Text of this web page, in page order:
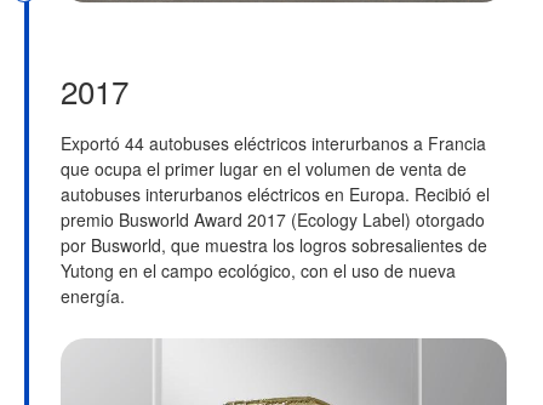
2017
Exportó 44 autobuses eléctricos interurbanos a Francia
que ocupa el primer lugar en el volumen de venta de
autobuses interurbanos eléctricos en Europa. Recibió el
premio Busworld Award 2017 (Ecology Label) otorgado
por Busworld, que muestra los logros sobresalientes de
Yutong en el campo ecológico, con el uso de nueva
energía.